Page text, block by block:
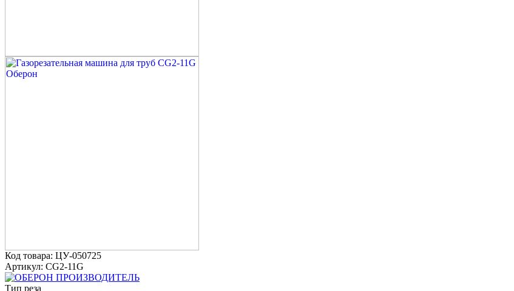
Код товара: ЦУ-050725
Артикул: CG2-11G
ПРОИЗВОДИТЕЛЬ
Тип реза